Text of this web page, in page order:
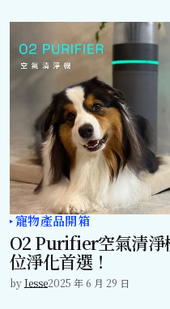
寵物產品開箱
O2 Purifier空氣清淨
位淨化首選！
byJesse2025 年 6 月 29 日